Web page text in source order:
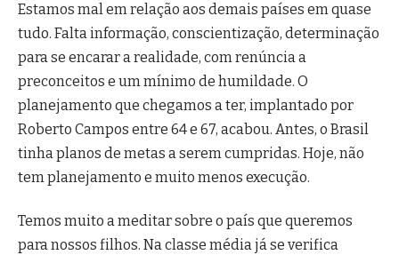
Estamos mal em relação aos demais países em quase
tudo. Falta informação, conscientização, determinação
para se encarar a realidade, com renúncia a
preconceitos e um mínimo de humildade. O
planejamento que chegamos a ter, implantado por
Roberto Campos entre 64 e 67, acabou. Antes, o Brasil
tinha planos de metas a serem cumpridas. Hoje, não
tem planejamento e muito menos execução.
Temos muito a meditar sobre o país que queremos
para nossos filhos. Na classe média já se verifica